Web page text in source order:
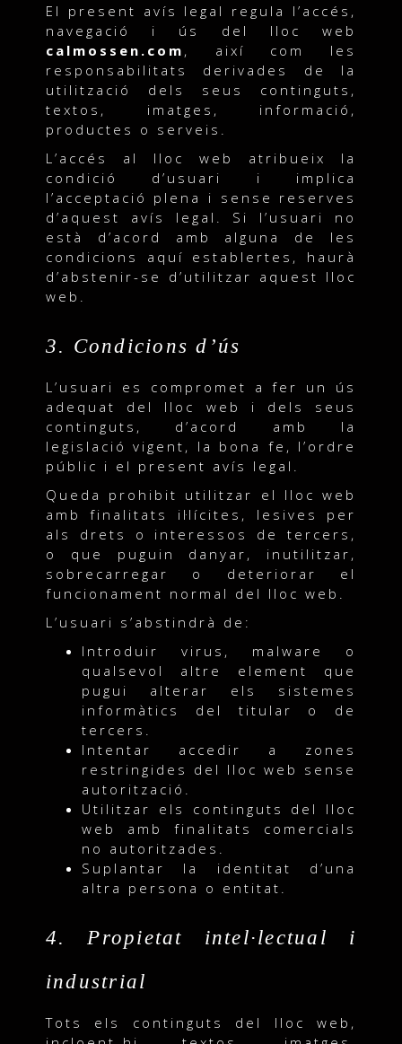
El present avís legal regula l’accés,
navegació i ús del lloc web
calmossen.com , així com les
responsabilitats derivades de la
utilització dels seus continguts,
textos, imatges, informació,
productes o serveis.
L’accés al lloc web atribueix la
condició d’usuari i implica
l’acceptació plena i sense reserves
d’aquest avís legal. Si l’usuari no
està d’acord amb alguna de les
condicions aquí establertes, haurà
d’abstenir-se d’utilitzar aquest lloc
web.
3. Condicions d’ús
L’usuari es compromet a fer un ús
adequat del lloc web i dels seus
continguts, d’acord amb la
legislació vigent, la bona fe, l’ordre
públic i el present avís legal.
Queda prohibit utilitzar el lloc web
amb finalitats il·lícites, lesives per
als drets o interessos de tercers,
o que puguin danyar, inutilitzar,
sobrecarregar o deteriorar el
funcionament normal del lloc web.
L’usuari s’abstindrà de:
Introduir virus, malware o
qualsevol altre element que
pugui alterar els sistemes
informàtics del titular o de
tercers.
Intentar accedir a zones
restringides del lloc web sense
autorització.
Utilitzar els continguts del lloc
web amb finalitats comercials
no autoritzades.
Suplantar la identitat d’una
altra persona o entitat.
4. Propietat intel·lectual i
industrial
Tots els continguts del lloc web,